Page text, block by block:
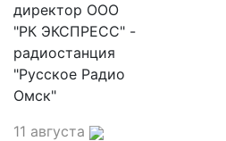
директор ООО
"РК ЭКСПРЕСС" -
радиостанция
"Русское Радио
Омск"
11 августа